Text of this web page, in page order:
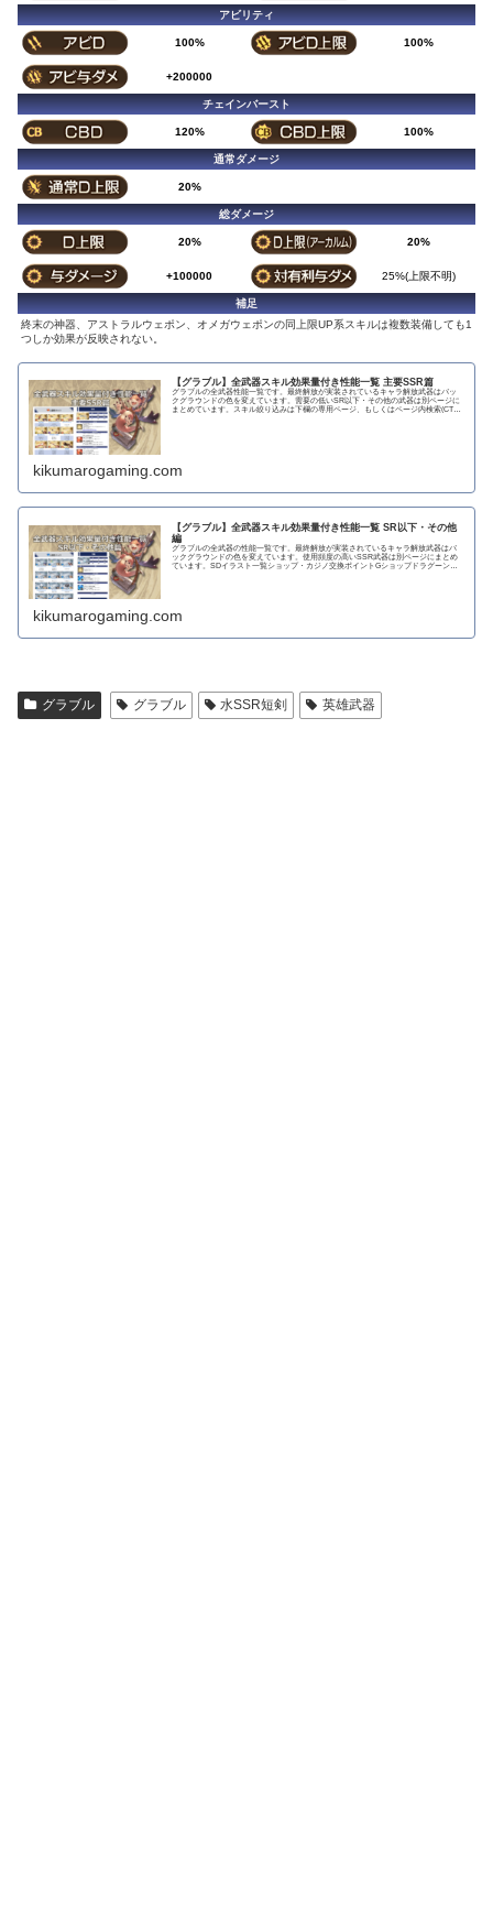
アビリティ
100% 100%
+200000
チェインバースト
120% 100%
通常ダメージ
20%
総ダメージ
20% 20%
+100000 25%(上限不明)
補足
終末の神器、アストラルウェポン、オメガウェポンの同上限UP系スキルは複数装備しても1
つしか効果が反映されない。
【グラブル】全武器スキル効果量付き性能一覧 主要SSR篇
グラブルの全武器性能一覧です。最終解放が実装されているキャラ解放武器はバッ
クグラウンドの色を変えています。需要の低いSR以下・その他の武器は別ページに
まとめています。スキル絞り込みは下欄の専用ページ、もしくはページ内検索(CTRL
kikumarogaming.com
【グラブル】全武器スキル効果量付き性能一覧 SR以下・その他
編
グラブルの全武器の性能一覧です。最終解放が実装されているキャラ解放武器はバ
ックグラウンドの色を変えています。使用頻度の高いSSR武器は別ページにまとめ
ています。SDイラスト一覧ショップ・カジノ交換ポイントGショップドラグーンラ
kikumarogaming.com
グラブル グラブル 水SSR短剣 英雄武器